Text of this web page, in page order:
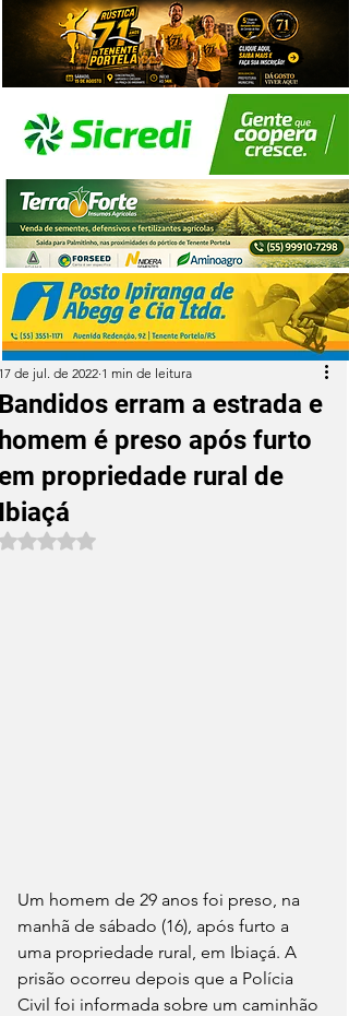
erram a estrada e
é preso após furto
propriedade rural de
de jul. de 2022 1 min de leitura
Avaliado com NaN de 5 estrelas.
Um homem de 29 anos foi preso, na
manhã de sábado (16), após furto a
uma propriedade rural, em Ibiaçá. A
prisão ocorreu depois que a Polícia
Civil foi informada sobre um caminhão